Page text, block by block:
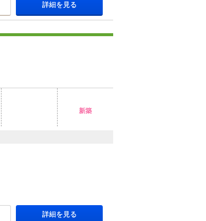
詳細を見る
新築
詳細を見る